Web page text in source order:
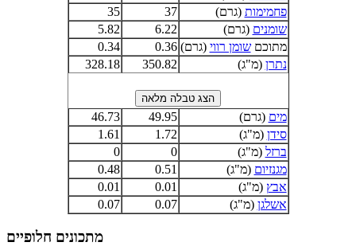
פחמימות (גרם) 37
35
שומנים (גרם) 6.22
5.82
מתוכםשומן רווי (גרם) 0.36
0.34
נתרן (מ"ג) 350.82
328.18
מים (גרם) 49.95
46.73
סידן (מ"ג) 1.72
1.61
ברזל (מ"ג) 0
0
מגנזיום (מ"ג) 0.51
0.48
אבץ (מ"ג) 0.01
0.01
אשלגן (מ"ג) 0.07
0.07
מתכונים חלופיים